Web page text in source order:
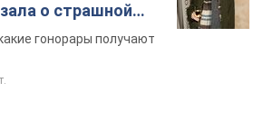
о страшной
карьеры
гонорары получают